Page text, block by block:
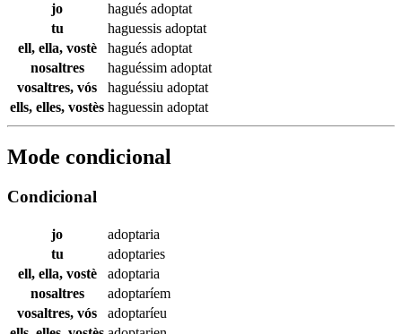
jo hagués adoptat
tu
haguessis adoptat
ell, ella, vostè
hagués adoptat
nosaltres
haguéssim adoptat
vosaltres, vós
haguéssiu adoptat
ells, elles, vostès haguessin adoptat
Mode condicional
Condicional
jo
adoptaria
tu
adoptaries
ell, ella, vostè
adoptaria
nosaltres
adoptaríem
vosaltres, vós
adoptaríeu